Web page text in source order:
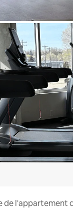
de l'appartement